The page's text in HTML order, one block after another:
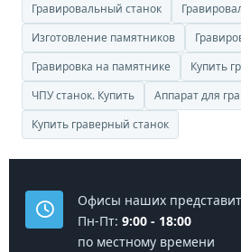
Гравировальный станок
Изготовление памятников
Гравировка на памятнике
Купить
ЧПУ станок. Купить
Аппарат для
Купить граверный станок
Офисы наших
Пн-Пт: 9:00 - 18:00
по местному времени